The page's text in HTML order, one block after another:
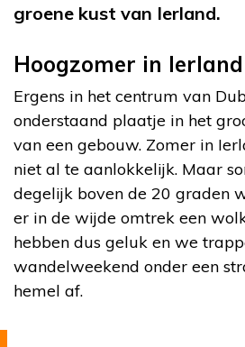
groene kust van Ierland.
Hoogzomer in Ierland
Ergens in het centrum van
onderstaand plaatje in het
van een gebouw. Zomer in
niet al te aanlokkelijk. Maar
degelijk boven de 20 graden
er in de wijde omtrek een
hebben dus geluk en we
wandelweekend onder een
hemel af.